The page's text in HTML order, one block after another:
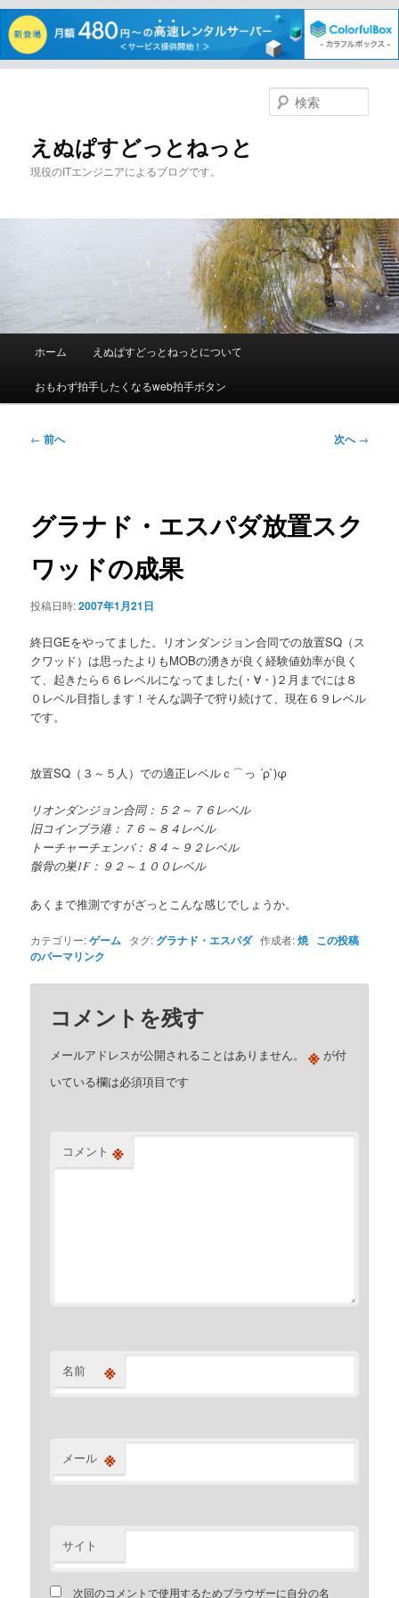
えぬぱすどっとねっと
現役のITエンジニアによるブログです。
索
メ
ホーム えぬぱすどっとねっとについて
おもわず拍手したくなるweb拍手ボタン
投
ゲ
ー
ョ
ン
← 前へ 次へ→
グラナド・エスパダ放置スク
ワッドの成果
投稿日時:2007年1月21日
終日GEをやってました。リオンダンジョン合同での放置SQ（ス
クワッド）は思ったよりもMOBの湧きが良く経験値効率が良く
て、起きたら６６レベルになってました(・∀・)２月までには８
０レベル目指します！そんな調子で狩り続けて、現在６９レベル
です。
放置SQ（３～５人）での適正レベルｃ⌒っ ´ρ`)φ
リオンダンジョン合同：５２～７６レベル
旧コインブラ港：７６～８４レベル
トーチャーチェンバ：８４～９２レベル
骸骨の巣1F：９２～１００レベル
あくまで推測ですがざっとこんな感じでしょうか。
カテゴリー:ゲーム タグ: グラナド・エスパダ作成者:焼 この投稿
のパーマリンク
コメントを残す
メールアドレスが公開されることはありません。 ※ が付
いている欄は必須項目です
コメント ※
名前 ※
メール ※
サイト
次回のコメントで使用するためブラウザーに自分の名